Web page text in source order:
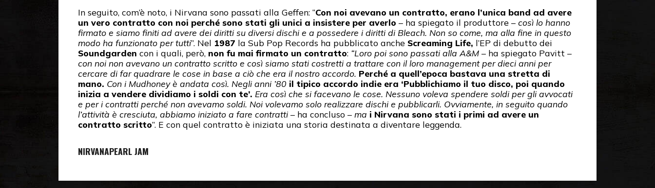
In seguito, com’è noto, i Nirvana sono passati alla Geffen: “Con noi avevano un contratto, erano l’unica band ad avere
un vero contratto con noi perché sono stati gli unici a insistere per averlo – ha spiegato il produttore – così lo hanno
firmato e siamo finiti ad avere dei diritti su diversi dischi e a possedere i diritti di Bleach. Non so come, ma alla fine in questo
modo ha funzionato per tutti”. Nel 1987 la Sub Pop Records ha pubblicato anche Screaming Life, l’EP di debutto dei
Soundgarden con i quali, però, non fu mai firmato un contratto: “Loro poi sono passati alla A&M – ha spiegato Pavitt –
con noi non avevano un contratto scritto e così siamo stati costretti a trattare con il loro management per dieci anni per
cercare di far quadrare le cose in base a ciò che era il nostro accordo. Perché a quell’epoca bastava una stretta di
mano. Con i Mudhoney è andata così. Negli anni ’80 il tipico accordo indie era ‘Pubblichiamo il tuo disco, poi quando
inizia a vendere dividiamo i soldi con te’. Era così che si facevano le cose. Nessuno voleva spendere soldi per gli avvocati
e per i contratti perché non avevamo soldi. Noi volevamo solo realizzare dischi e pubblicarli. Ovviamente, in seguito quando
l’attività è cresciuta, abbiamo iniziato a fare contratti– ha concluso – ma i Nirvana sono stati i primi ad avere un
contratto scritto”. E con quel contratto è iniziata una storia destinata a diventare leggenda.
NIRVANAPEARL JAM